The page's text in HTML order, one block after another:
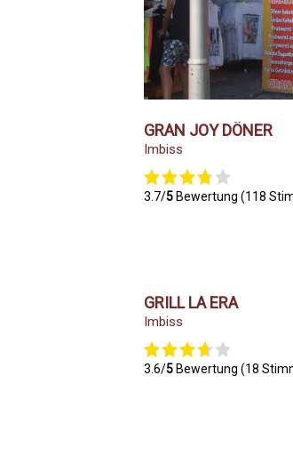
GRAN JOY DÖNER
Imbiss
3.7/5 Bewertung (118
GRILL LA ERA
Imbiss
3.6/5 Bewertung (18